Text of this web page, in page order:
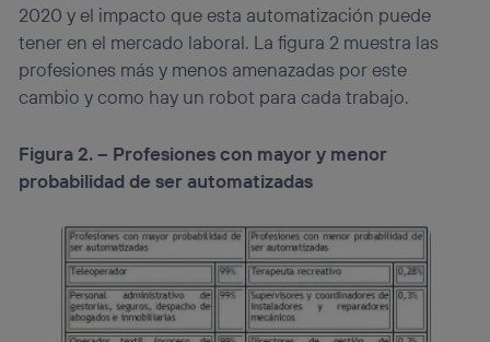
2020 y el impacto que esta automatización puede
tener en el mercado laboral. La figura 2 muestra las
profesiones más y menos amenazadas por este
cambio y como hay un robot para cada trabajo.
Figura 2. – Profesiones con mayor y menor
probabilidad de ser automatizadas